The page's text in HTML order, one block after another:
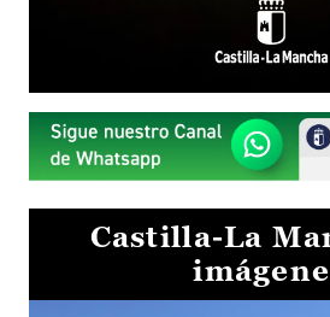
Castilla-La